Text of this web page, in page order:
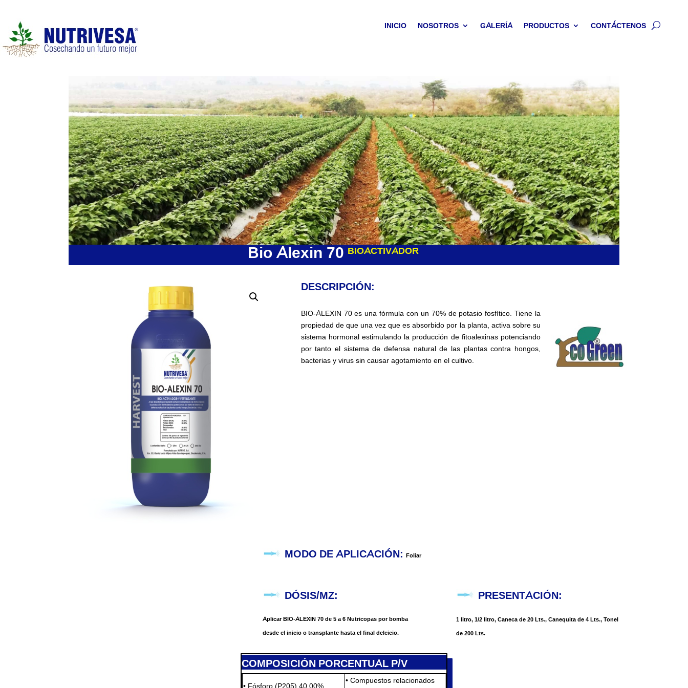
INICIO NOSOTROS GALERÍA PRODUCTOS CONTÁCTENOS
Bio Alexin 70 BIOACTIVADOR
DESCRIPCIÓN:
BIO-ALEXIN 70 es una fórmula con un 70% de potasio fosfítico. Tiene la
propiedad de que una vez que es absorbido por la planta, activa sobre su
sistema hormonal estimulando la producción de fitoalexinas potenciando
por tanto el sistema de defensa natural de las plantas contra hongos,
bacterias y virus sin causar agotamiento en el cultivo.
MODO DE APLICACIÓN: Foliar
DÓSIS/MZ:
Aplicar BIO-ALEXIN 70 de 5 a 6 Nutricopas por bomba
desde el inicio o transplante hasta el final delcicio.
PRESENTACIÓN:
1 litro, 1/2 litro, Caneca de 20 Lts., Canequita de 4 Lts., Tonel
de 200 Lts.
COMPOSICIÓN PORCENTUAL P/V
• Fósforo (P205) 40.00%
• Compuestos relacionados